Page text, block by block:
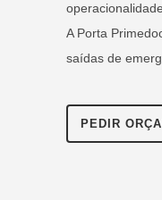
A Porta
saídas de
PEDIR